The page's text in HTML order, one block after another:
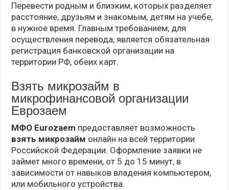
Перевести родным и близким, которых разделяет
расстояние, друзьям и знакомым, детям на учебе,
в нужное время. Главным требованием, для
осуществления перевода, является обязательная
регистрация банковской организации на
территории РФ, обеих карт.
Взять микрозайм в
микрофинансовой организации
Еврозаем
МФО Eurozaem предоставляет возможность
взять микрозайм онлайн на всей территории
Российской Федерации. Оформление заявки не
займет много времени, от 5 до 15 минут, в
зависимости от навыков владения компьютером,
или мобильного устройства.